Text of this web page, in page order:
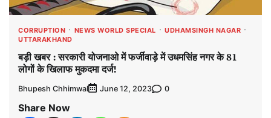
CORRUPTION NEWS WORLD SPECIAL
UDHAMSINGH NAGAR
UTTARAKHAND
बड़ी खबर : सरकारी योजनाओ में फर्जीवाड़े में उधमसिंह नगर के 81
लोगों के खिलाफ मुकदमा दर्ज!
Bhupesh Chhimwal June 12, 2023 0
Share Now